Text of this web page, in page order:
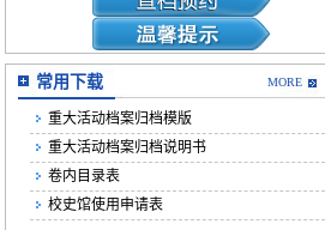
常用下载 MORE
重大活动档案归档模版
重大活动档案归档说明书
卷内目录表
校史馆使用申请表